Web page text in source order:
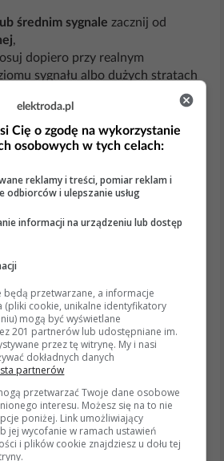
średnim sygnale zacznij od
,
dopiero przy realnym
sygnału albo dużych stratach
nadajnika. Materiały DIPOL
że przy
uważnie, bo wiele emisji jest w
, choć są też emisje poziome.
praktycznie utratę zysku
)
prosty dipol
owymiary dipola, to dla środka
przyjąć środek około582 MHz, co
elektroda.pl
Cię o zgodę na wykorzystanie
osobowych w tych celach:
reklamy i treści, pomiar reklam i
odbiorców i ulepszanie usług
informacji na urządzeniu lub dostęp
przetwarzane, a informacje
(pliki cookie, unikalne identyfikatory
mogą być wyświetlane
201 partnerów lub udostępniane im.
przez tę witrynę. My i nasi
dokładnych danych
partnerów
przetwarzać Twoje dane osobowe
interesu. Możesz się na to nie
poniżej. Link umożliwiający
jej wycofanie w ramach ustawień
i plików cookie znajdziesz u dołu tej